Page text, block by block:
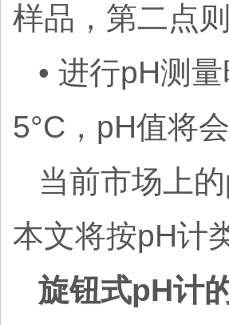
样品，第二点
• 进行pH测
5°C，pH值将
当前市场上
本文将按pH计
旋钮式pH计